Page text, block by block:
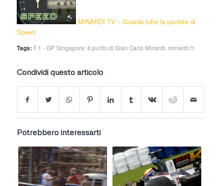
MINARDI TV – Guarda tutte le puntate di
Speed
Tags: F.1 - GP Singapore: Il punto di Gian Carlo Minardi minardi f1
Condividi questo articolo
Potrebbero interessarti